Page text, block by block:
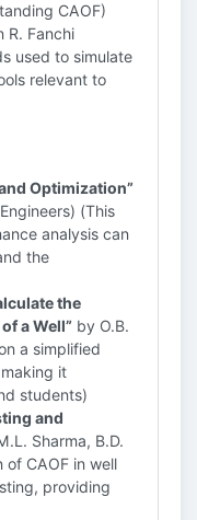
CAOF)
R. Fanchi
used to simulate
relevant to
Optimization”
(This
analysis can
the
the
a Well” by O.B.
a simplified
it
students)
and
Sharma, B.D.
of CAOF in well
providing